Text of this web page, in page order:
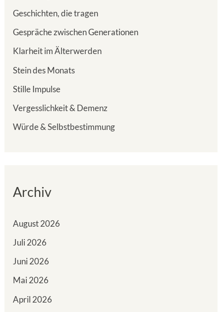
Geschichten, die tragen
Gespräche zwischen Generationen
Klarheit im Älterwerden
Stein des Monats
Stille Impulse
Vergesslichkeit & Demenz
Würde & Selbstbestimmung
Archiv
August 2026
Juli 2026
Juni 2026
Mai 2026
April 2026